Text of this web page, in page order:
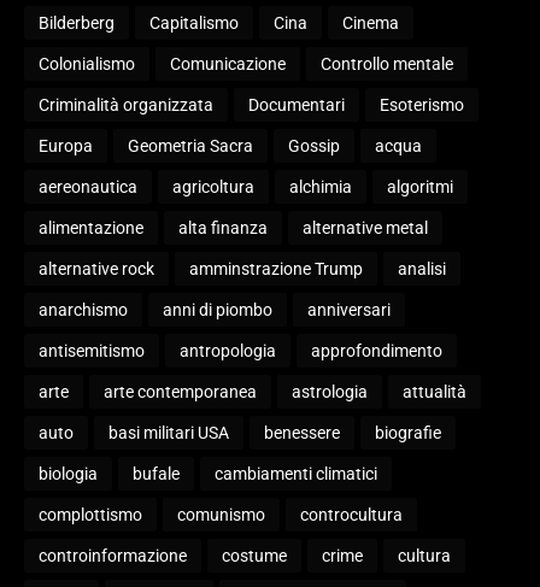
Bilderberg Capitalismo Cina Cinema
Colonialismo Comunicazione Controllo mentale
Criminalità organizzata Documentari Esoterismo
Europa Geometria Sacra Gossip acqua
aereonautica agricoltura alchimia algoritmi
alimentazione alta finanza alternative metal
alternative rock amminstrazione Trump analisi
anarchismo anni di piombo anniversari
antisemitismo antropologia approfondimento
arte arte contemporanea astrologia attualità
auto basi militari USA benessere biografie
biologia bufale cambiamenti climatici
complottismo comunismo controcultura
controinformazione costume crime cultura